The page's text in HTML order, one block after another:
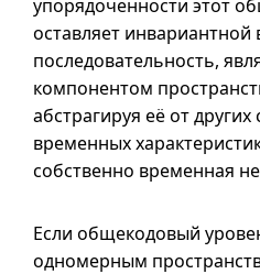
упорядоченности этот
оставляет
последовательность,
компонентом
абстрагируя её от
временных
собственно временная
Если общекодовый
одномерным